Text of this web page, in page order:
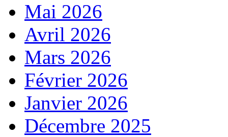
Mai 2026
Avril 2026
Mars 2026
Février 2026
Janvier 2026
Décembre 2025